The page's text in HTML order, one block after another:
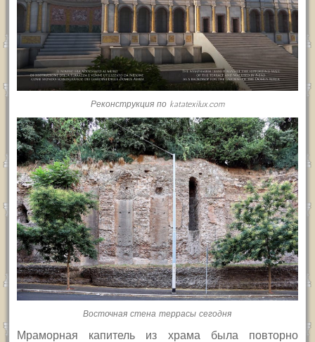
Реконструкция по katatexilux.com
Восточная стена террасы сегодня
Мраморная капитель из храма была повторно